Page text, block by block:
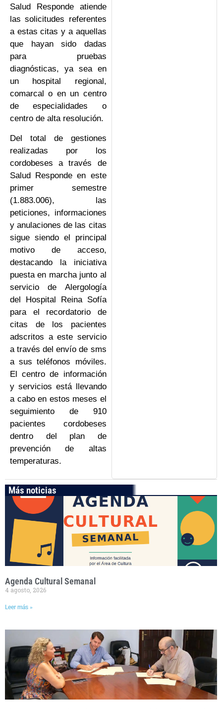
Salud Responde atiende
las solicitudes referentes
a estas citas y a aquellas
que hayan sido dadas
para pruebas
diagnósticas, ya sea en
un hospital regional,
comarcal o en un centro
de especialidades o
centro de alta resolución.
Del total de gestiones
realizadas por los
cordobeses a través de
Salud Responde en este
primer semestre
(1.883.006), las
peticiones, informaciones
y anulaciones de las citas
sigue siendo el principal
motivo de acceso,
destacando la iniciativa
puesta en marcha junto al
servicio de Alergología
del Hospital Reina Sofía
para el recordatorio de
citas de los pacientes
adscritos a este servicio
a través del envío de sms
a sus teléfonos móviles.
El centro de información
y servicios está llevando
a cabo en estos meses el
seguimiento de 910
pacientes cordobeses
dentro del plan de
prevención de altas
temperaturas.
Más noticias
Agenda Cultural Semanal
4 agosto, 2026
Leer más »